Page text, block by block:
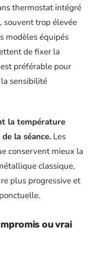
thermostat intégré
souvent trop élevée
modèles équipés
de fixer la
préférable pour
sensibilité
la température
la séance. Les
conservent mieux la
classique,
plus progressive et
ou vrai